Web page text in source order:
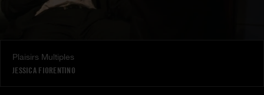
Plaisirs Multiples
JESSICA FIORENTINO